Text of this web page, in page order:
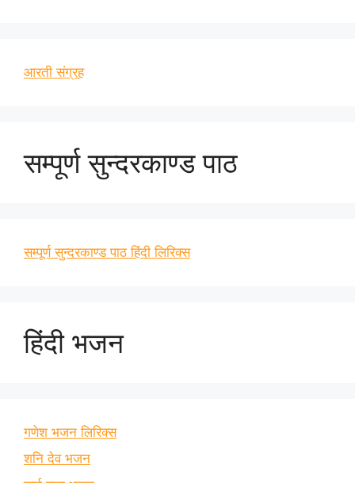
आरती संग्रह
सम्पूर्ण सुन्दरकाण्ड पाठ
सम्पूर्ण सुन्दरकाण्ड पाठ हिंदी लिरिक्स
हिंदी भजन
गणेश भजन लिरिक्स
शनि देव भजन